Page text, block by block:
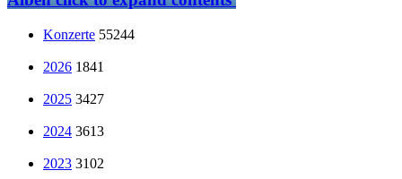
Konzerte 55244
2026 1841
2025 3427
2024 3613
2023 3102